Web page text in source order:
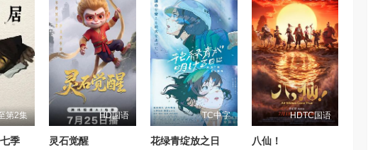
第2集
季
HD国语
灵石觉醒
TC中字
花绿青绽放之日
HDTC国语
八仙！